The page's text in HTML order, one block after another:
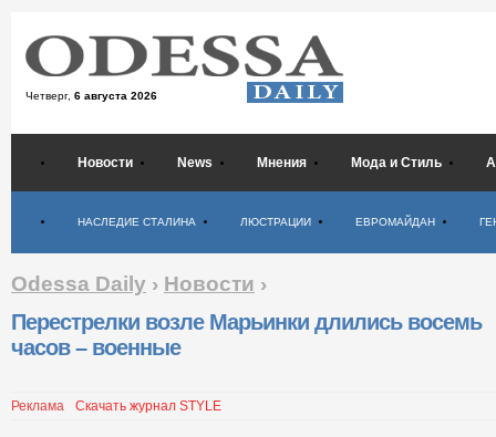
Четверг, 6 августа 2026
Новости News Мнения Мода и Стиль
НАСЛЕДИЕ СТАЛИНА ЛЮСТРАЦИИ ЕВРОМАЙДАН
Odessa Daily › Новости ›
Перестрелки возле Марьинки длились восемь
часов – военные
Реклама Скачать журнал STYLE